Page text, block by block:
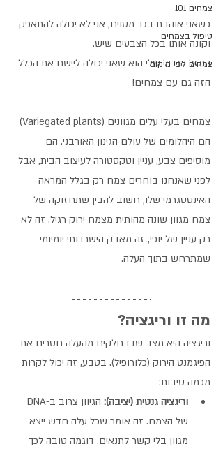
צמחים 101
טיפול בצמחים
צמחים לפי מיקום
כשאני אוהבת בגד מסוים, אני לא יכולה להתאפק
וקונה אותו בכל הצבעים שיש.
המזל הגדול שלי הוא שאני יכולה ליישם את הכלל
הזה גם עם צמחים!
צמחים בעלי עלים מגוונים (Variegated plants)
הם היהלומים של עולם הגינון האורבני. הם
מוסיפים צבע, עניין וטקסטורה לעיצוב הבית, אבל
לפני שאנחנו בוחרים צמח רק בגלל המראה
האינסטגרמי שלו, חשוב להבין שתחזוקה של
צמח מגוון שונה מהותית מצמח ירוק רגיל. זה לא
רק עניין של יופי, זה מאבק הישרדותי יומיומי
שמתרחש בתוך העלה.
מה זו וריגציה?
וריגציה היא מצב שבו חלקים מהעלה חסרים את
הפיגמנט הירוק (כלורופיל). בטבע, זה יכול לקרות
מכמה סיבות:
וריגציה גנטית (יציבה):
של הצמח. זה אומר שכל עלה חדש ייצא
מגוון בלי קשר לתנאים. דוגמה טובה לכך